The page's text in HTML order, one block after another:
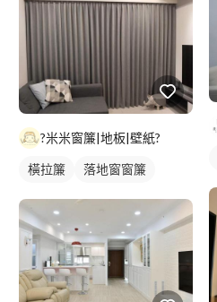
?米米窗簾|地板|壁紙?
橫拉簾 落地窗窗簾